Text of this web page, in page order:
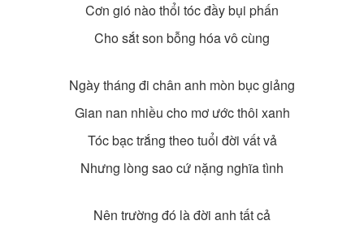
Cơn gió nào thổi tóc đầy bụi phấn
Cho sắt son bỗng hóa vô cùng
Ngày tháng đi chân anh mòn bục giảng
Gian nan nhiều cho mơ ước thôi xanh
Tóc bạc trắng theo tuổi đời vất vả
Nhưng lòng sao cứ nặng nghĩa tình
Nên trường đó là đời anh tất cả